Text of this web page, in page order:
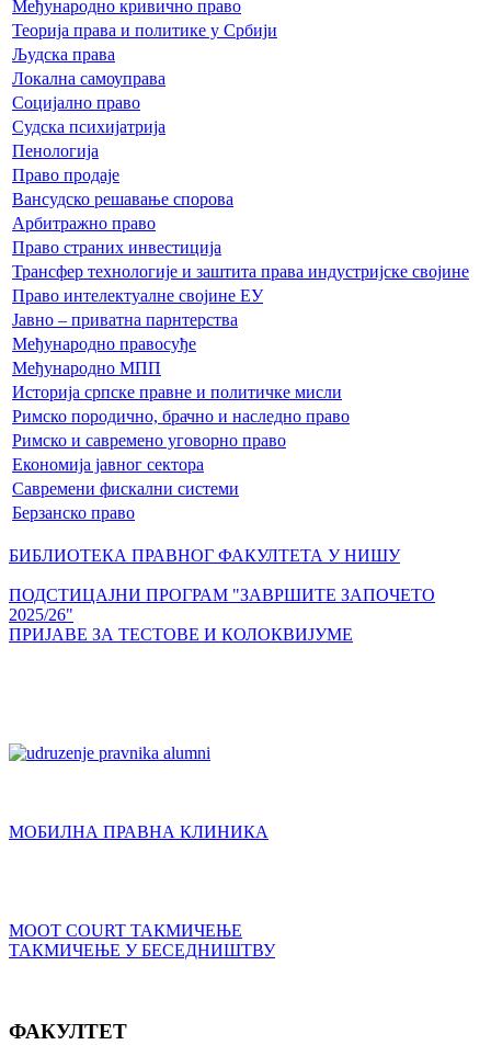
Међународно кривично право
Теорија права и политике у Србији
Људска права
Локална самоуправа
Социјално право
Судска психијатрија
Пенологија
Право продаје
Вансудско решавање спорова
Арбитражно право
Право страних инвестиција
Трансфер технологије и заштита права индустријске својине
Право интелектуалне својине ЕУ
Јавно – приватна парнтерства
Међународно правосуђе
Међународно МПП
Историја српске правне и политичке мисли
Римско породично, брачно и наследно право
Римско и савремено уговорно право
Економија јавног сектора
Савремени фискални системи
Берзанско право
БИБЛИОТЕКА ПРАВНОГ ФАКУЛТЕТА У НИШУ
ПОДСТИЦАЈНИ ПРОГРАМ "ЗАВРШИТЕ ЗАПОЧЕТО
2025/26"
ПРИЈАВЕ ЗА ТЕСТОВЕ И КОЛОКВИЈУМЕ
МОБИЛНА ПРАВНА КЛИНИКА
MOOT COURT ТАКМИЧЕЊЕ
ТАКМИЧЕЊЕ У БЕСЕДНИШТВУ
ФАКУЛТЕТ